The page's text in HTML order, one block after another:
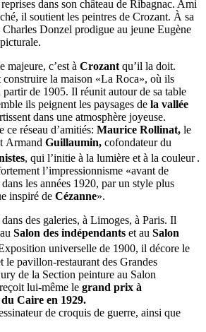
dans son château de Ribagnac. Ami
il soutient les peintres de Crozant. À sa
Donzel prodigue au jeune Eugène
majeure, c’est à Crozant qu’il la doit.
la maison «La Roca», où ils
partir de 1905. Il réunit autour de sa table
ils peignent les paysages de la vallée
dans une atmosphère joyeuse.
ce réseau d’amitiés: Maurice Rollinat, le
Armand Guillaumin, cofondateur du
, qui l’initie à la lumière et à la couleur .
l’impressionnisme «avant de
les années 1920, par un style plus
inspiré de Cézanne».
des galeries, à Limoges, à Paris. Il
Salon des indépendants et au Salon
universelle de 1900, il décore le
le pavillon-restaurant des Grandes
de la Section peinture au Salon
lui-même le grand prix à
Caire en 1929.
de croquis de guerre, ainsi que